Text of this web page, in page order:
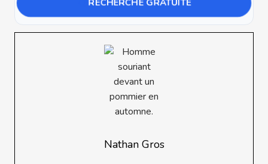
RECHERCHE GRATUITE
Nathan Gros